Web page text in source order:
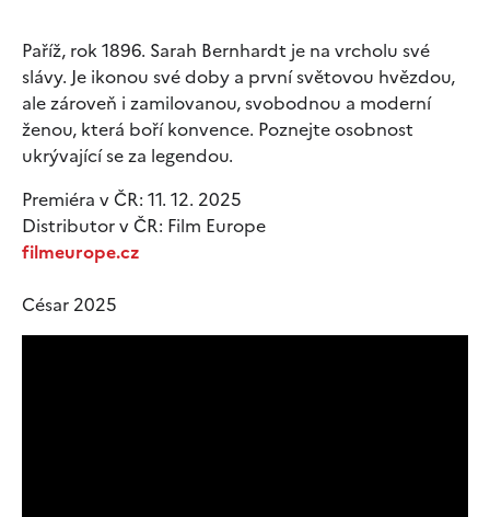
Paříž, rok 1896. Sarah Bernhardt je na vrcholu své
slávy. Je ikonou své doby a první světovou hvězdou,
ale zároveň i zamilovanou, svobodnou a moderní
ženou, která boří konvence. Poznejte osobnost
ukrývající se za legendou.
Premiéra v ČR: 11. 12. 2025
Distributor v ČR: Film Europe
filmeurope.cz
César 2025